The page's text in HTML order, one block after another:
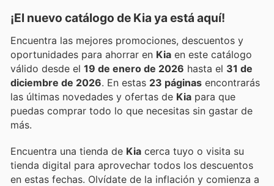
¡El nuevo catálogo de Kia ya está aquí!
Encuentra las mejores promociones, descuentos y
oportunidades para ahorrar en Kia en este catálogo
válido desde el 19 de enero de 2026 hasta el 31 de
diciembre de 2026 . En estas 23 páginas encontrarás
las últimas novedades y ofertas de Kia para que
puedas comprar todo lo que necesitas sin gastar de
más.
Encuentra una tienda de Kia cerca tuyo o visita su
tienda digital para aprovechar todos los descuentos
en estas fechas. Olvídate de la inflación y comienza a